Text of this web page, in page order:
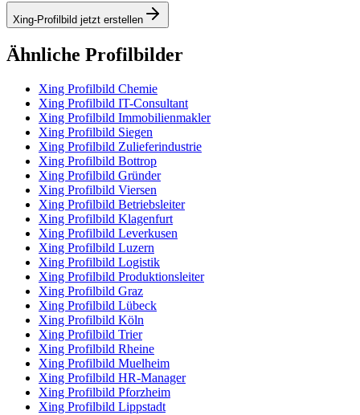
Xing-Profilbild jetzt erstellen
Ähnliche Profilbilder
Xing Profilbild Chemie
Xing Profilbild IT-Consultant
Xing Profilbild Immobilienmakler
Xing Profilbild Siegen
Xing Profilbild Zulieferindustrie
Xing Profilbild Bottrop
Xing Profilbild Gründer
Xing Profilbild Viersen
Xing Profilbild Betriebsleiter
Xing Profilbild Klagenfurt
Xing Profilbild Leverkusen
Xing Profilbild Luzern
Xing Profilbild Logistik
Xing Profilbild Produktionsleiter
Xing Profilbild Graz
Xing Profilbild Lübeck
Xing Profilbild Köln
Xing Profilbild Trier
Xing Profilbild Rheine
Xing Profilbild Muelheim
Xing Profilbild HR-Manager
Xing Profilbild Pforzheim
Xing Profilbild Lippstadt